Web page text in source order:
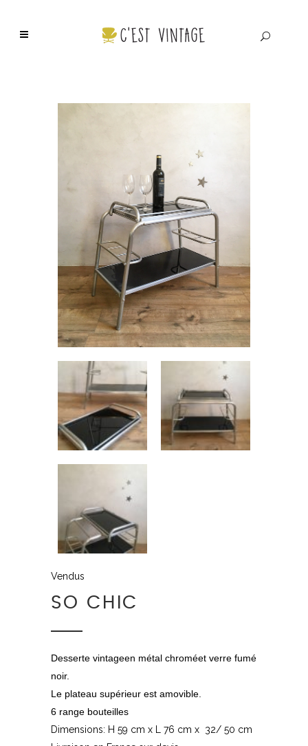
Vendus
SO CHIC
Desserte vintageen métal chroméet verre fumé
noir.
Le plateau supérieur est amovible.
6 range bouteilles
Dimensions: H 59 cm x L 76 cm x 32/ 50 cm